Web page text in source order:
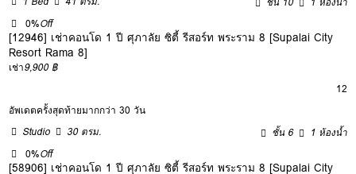
0%Off
[12946] เช่าคอนโด 1 ปี ศุภาลัย ซิตี้ รีสอร์ท พระราม 8 [Supalai City
Resort Rama 8]
เช่า9,900 ฿
12
อัพเดตครั้งสุดท้ายมากกว่า 30 วัน
Studio
30 ตรม. ชั้น 6
1 ห้องน้ำ
0%Off
[58906] เช่าคอนโด 1 ปี ศุภาลัย ซิตี้ รีสอร์ท พระราม 8 [Supalai City